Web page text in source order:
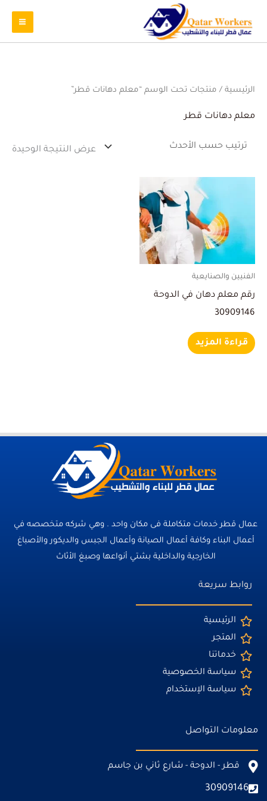
الرئيسية / منتجات تحت الوسم “معلم دهانات قطر”
معلم دهانات قطر
عرض النتيجة الوحيدة
الفنيين والصنايعية
رقم معلم دهان في الدوحة
30909146
قراءة المزيد
عمال قطر خدمات متكاملة فى مكان واحد . وهي شركه متخصصه في
أعمال البناء وكافة أعمال الصيانة وأعمال الجبس والديكور والأصباغ
الخارجية والداخلية بشتي أنواعها وصبغ الأثاث
روابط سريعة
الرئيسية
المتجر
خدماتنا
سياسة الخصوصية
سياسة الإستخدام
معلومات التواصل
قطر - الدوحة - شارع ثاني بن جاسم
30909146